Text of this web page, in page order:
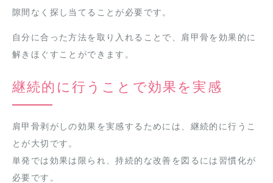
隙間なく探し当てることが必要です。
自分に合った方法を取り入れることで、肩甲骨を効果的に
解きほぐすことができます。
継続的に行うことで効果を実感
肩甲骨剥がしの効果を実感するためには、継続的に行うこ
とが大切です。
単発では効果は限られ、持続的な改善を図るには習慣化が
必要です。